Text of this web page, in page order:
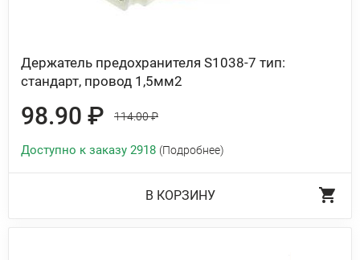
Держатель предохранителя S1038-7 тип:
стандарт, провод 1,5мм2
98.90 ₽ 114.00 ₽
Доступно к заказу 2918 (Подробнее)
В КОРЗИНУ